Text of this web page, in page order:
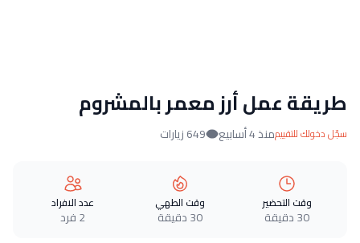
طريقة عمل أرز معمر بالمشروم
سجّل دخولك للتقييممنذ 4 أسابيع 649 زيارات
وقت التحضير
30 دقيقة
وقت الطهي
30 دقيقة
عدد الافراد
2 فرد